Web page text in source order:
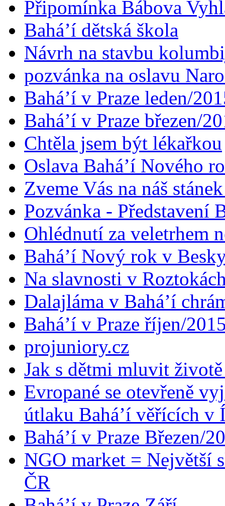
Připomínka Bábova
Bahá’í dětská škola
Návrh na stavbu
pozvánka na oslavu
Bahá’í v Praze leden/
Bahá’í v Praze březen/
Chtěla jsem být lékařkou
Oslava Bahá’í Nového
Zveme Vás na náš
Pozvánka - Představení
Ohlédnutí za veletrhem
Bahá’í Nový rok v
Na slavnosti v
Dalajláma v Bahá’í
Bahá’í v Praze říjen/
projuniory.cz
Jak s dětmi mluvit
Evropané se otevřeně
útlaku Bahá’í věřících v
Bahá’í v Praze Březen/
NGO market = Největší
ČR